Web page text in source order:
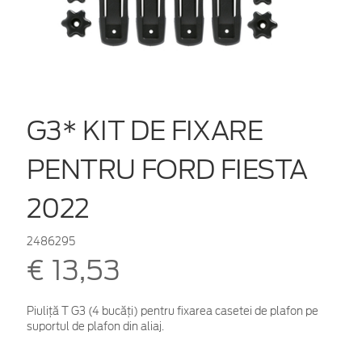
G3* KIT DE FIXARE
PENTRU FORD FIESTA
2022
2486295
€ 13,53
Piuliță T G3 (4 bucăți) pentru fixarea casetei de plafon pe
suportul de plafon din aliaj.